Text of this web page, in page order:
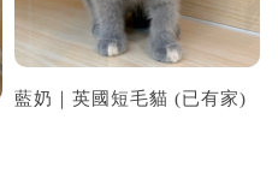
藍奶｜英國短毛貓 (已有家)